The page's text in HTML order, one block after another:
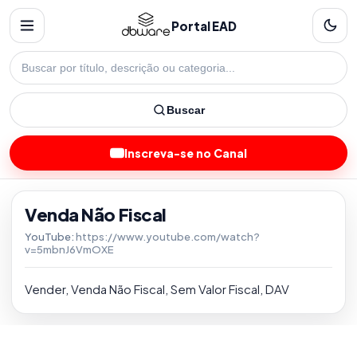
Portal EAD
Buscar
Inscreva-se no Canal
Venda Não Fiscal
YouTube:https://www.youtube.com/watch?
v=5mbnJ6VmOXE
Vender, Venda Não Fiscal, Sem Valor Fiscal, DAV